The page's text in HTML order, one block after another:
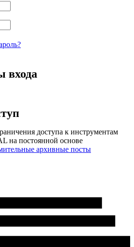
входа
доступа к инструментам
на постоянной основе
архивные посты